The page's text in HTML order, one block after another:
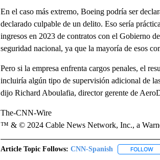
En el caso más extremo, Boeing podría ser
declarado culpable de un delito. Eso sería
ingresos en 2023 de contratos con el Gobierno
seguridad nacional, ya que la mayoría de esos
Pero si la empresa enfrenta cargos penales, el
incluiría algún tipo de supervisión adicional de
dijo Richard Aboulafia, director gerente de
The-CNN-Wire
™ & © 2024 Cable News Network, Inc., a
Article Topic Follows: CNN-Spanish FOLLOW